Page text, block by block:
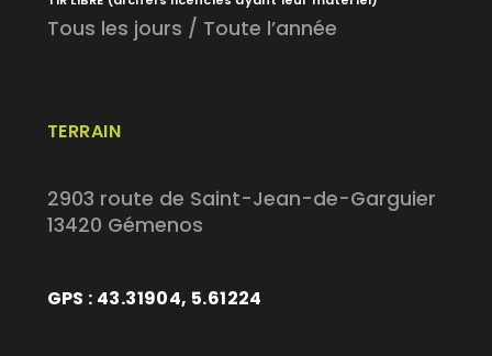
TERRAIN
2903 route de Saint-Jean-de-Garguier
13420 Gémenos
GPS : 43.31904, 5.61224
Tous les jours / Toute l’année